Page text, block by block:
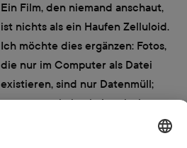
Ein Film, den niemand anschaut,
ist nichts als ein Haufen Zelluloid.
Ich möchte dies ergänzen: Fotos,
die nur im Computer als Datei
existieren, sind nur Datenmüll;
erst wenn sie in ein haptisches
Fotoprodukt verwandelt werden,